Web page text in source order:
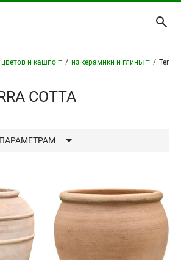
и кашпо ≡ / из керамики и глины ≡ / Terra
COTTA
улице
только в помещении